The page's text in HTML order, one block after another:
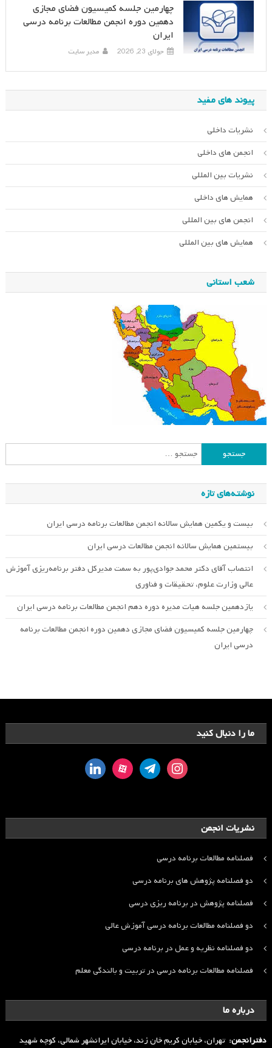
چهارمین جلسه کمیسیون فضای مجازی
دهمین دوره انجمن مطالعات برنامه درسی
ایران
جولای 23, 2026 مدیر سایت
پیوند های مفید
نشریات داخلی
انجمن های داخلی
نشریات بین المللی
همایش های داخلی
انجمن های بین المللی
همایش های بین المللی
شعب استانی
جستجو
برای:
نوشته‌های تازه
بیست و یکمین همایش سالانه انجمن مطالعات برنامه درسی ایران
بیستمین همایش سالانه انجمن مطالعات درسی ایران
انتصاب آقای دکتر محمد جوادی‌پور به سمت مدیرکل دفتر برنامه‌ریزی آموزش
عالی وزارت علوم، تحقیقات و فناوری
یازدهمین جلسه هیات مدیره دوره دهم انجمن مطالعات برنامه درسی ایران
چهارمین جلسه کمیسیون فضای مجازی دهمین دوره انجمن مطالعات برنامه
درسی ایران
ما را دنبال کنید
instagram
telegram
aparat
linkedin
نشریات انجمن
فصلنامه مطالعات برنامه درسی
دو فصلنامه پژوهش های برنامه درسی
فصلنامه پژوهش در برنامه ریزی درسی
دو فصلنامه مطالعات برنامه درسی آموزش عالی
دو فصلنامه نظریه و عمل در برنامه درسی
فصلنامه مطالعات برنامه درسی در تربیت و بالندگی معلم
درباره ما
دفترانجمن: تهران، خیابان کریم خان زند، خیابان ایرانشهر شمالی، کوچه شهید